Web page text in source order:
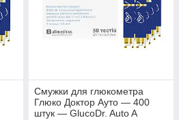
Смужки для глюкометра
Глюко Доктор Ауто — 400
штук — GlucoDr. Auto A